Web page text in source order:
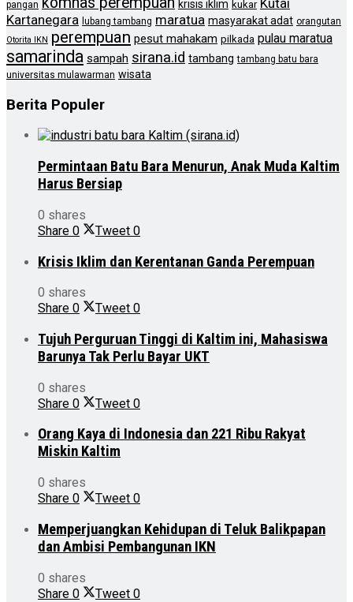
pangan krisis iklim kukar
Kartanegara lubang tambang maratua masyarakat adat orangutan
Otorita IKN perempuan pesut mahakam pilkada pulau maratua
samarinda sampah sirana.id tambang tambang batu bara
universitas mulawarman wisata
Berita Populer
Permintaan Batu Bara Menurun, Anak Muda Kaltim
Harus Bersiap
0 shares
Share 0 Tweet 0
Krisis Iklim dan Kerentanan Ganda Perempuan
0 shares
Share 0 Tweet 0
Tujuh Perguruan Tinggi di Kaltim ini, Mahasiswa
Barunya Tak Perlu Bayar UKT
0 shares
Share 0 Tweet 0
Orang Kaya di Indonesia dan 221 Ribu Rakyat
Miskin Kaltim
0 shares
Share 0 Tweet 0
Memperjuangkan Kehidupan di Teluk Balikpapan
dan Ambisi Pembangunan IKN
0 shares
Share 0 Tweet 0